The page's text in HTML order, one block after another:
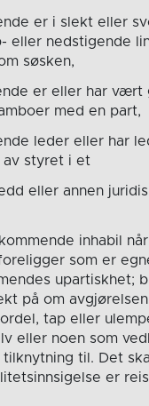
er i slekt eller
eller nedstigende
søsken,
er eller har vært
med en part,
leder eller har
av styret i et
eller annen
inhabil
som er
upartiskhet;
på om
tap eller
eller noen som
til. Det
er